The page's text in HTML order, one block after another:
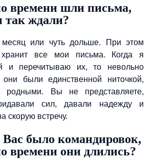
времени шли письма,
ждали?
или чуть дольше. При этом
все мои письма. Когда я
и перечитываю их, то невольно
были единственной ниточкой,
родными. Вы не представляете,
сил, давали надежду и
скорую встречу.
было командировок,
времени они длились?